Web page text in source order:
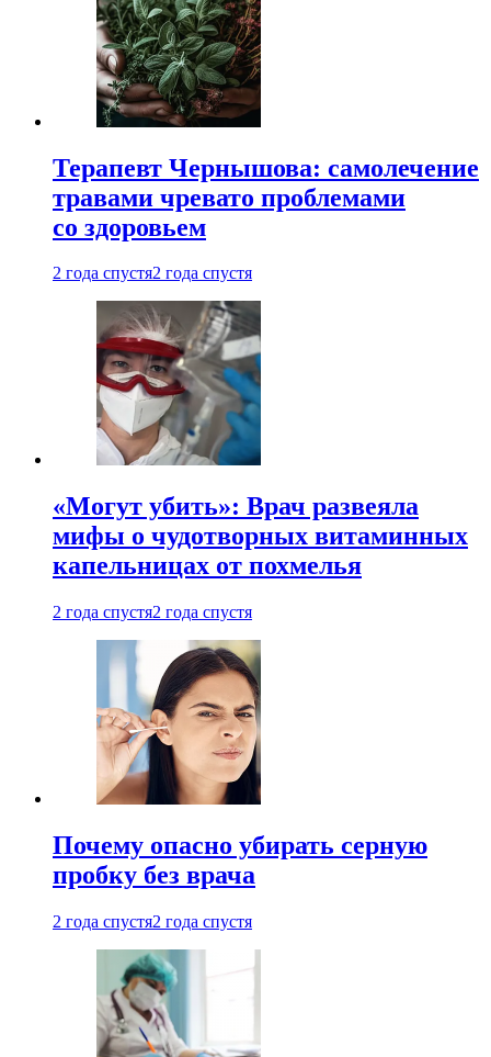
Терапевт Чернышова: самолечение
травами чревато проблемами
со здоровьем
2 года спустя2 года спустя
«Могут убить»: Врач развеяла
мифы о чудотворных витаминных
капельницах от похмелья
2 года спустя2 года спустя
Почему опасно убирать серную
пробку без врача
2 года спустя2 года спустя